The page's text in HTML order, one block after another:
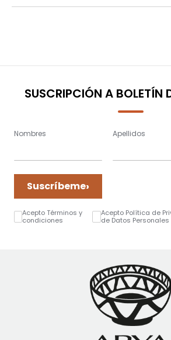
SUSCRIPCIÓN A BOLETÍN
Nombres Apellidos
Suscríbeme›
Acepto Términos y
condiciones
Acepto Política de
de Datos Personales